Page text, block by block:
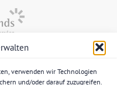
verwenden wir Technologien
und/oder darauf zuzugreifen.
gem. § 2 Abs.
gem. § 3 Abs. 2 WpIG
der Haftung der NFS